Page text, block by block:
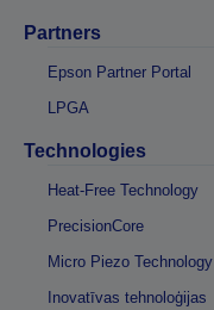
Partners
Epson Partner Portal
LPGA
Technologies
Heat-Free Technology
PrecisionCore
Micro Piezo Technology
Inovatīvas tehnoloģijas